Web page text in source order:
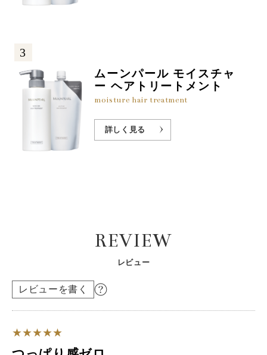
3
ムーンパール モイスチャ
ー ヘアトリートメント
moisture hair treatment
詳しく見る
REVIEW
レビュー
レビューを書く